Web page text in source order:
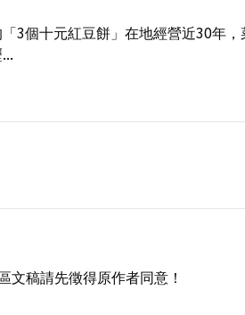
3個十元紅豆餅」在地經營近30年
文稿請先徵得原作者同意！